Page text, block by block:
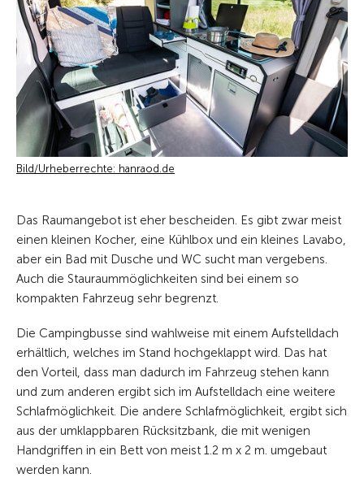
Bild/Urheberrechte: hanraod.de
Das Raumangebot ist eher bescheiden. Es gibt zwar meist
einen kleinen Kocher, eine Kühlbox und ein kleines Lavabo,
aber ein Bad mit Dusche und WC sucht man vergebens.
Auch die Stauraummöglichkeiten sind bei einem so
kompakten Fahrzeug sehr begrenzt.
Die Campingbusse sind wahlweise mit einem Aufstelldach
erhältlich, welches im Stand hochgeklappt wird. Das hat
den Vorteil, dass man dadurch im Fahrzeug stehen kann
und zum anderen ergibt sich im Aufstelldach eine weitere
Schlafmöglichkeit. Die andere Schlafmöglichkeit, ergibt sich
aus der umklappbaren Rücksitzbank, die mit wenigen
Handgriffen in ein Bett von meist 1.2 m x 2 m. umgebaut
werden kann.